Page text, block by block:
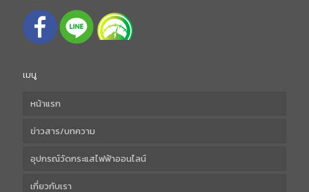
เมนู
หน้าแรก
ข่าวสาร/บทความ
อุปกรณ์วัดกระแสไฟฟ้าออนไลน์
เกี่ยวกับเรา